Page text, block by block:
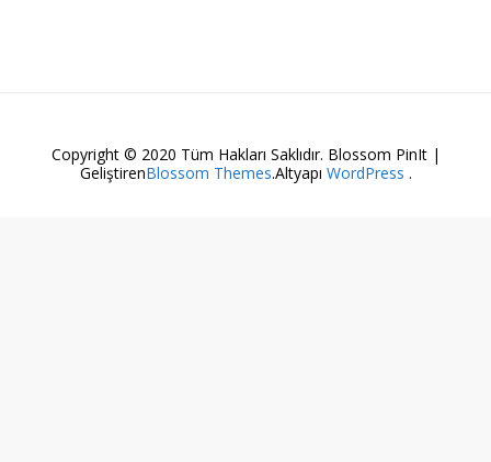
Copyright © 2020 Tüm Hakları Saklıdır. Blossom PinIt |
GeliştirenBlossom Themes.Altyapı WordPress .